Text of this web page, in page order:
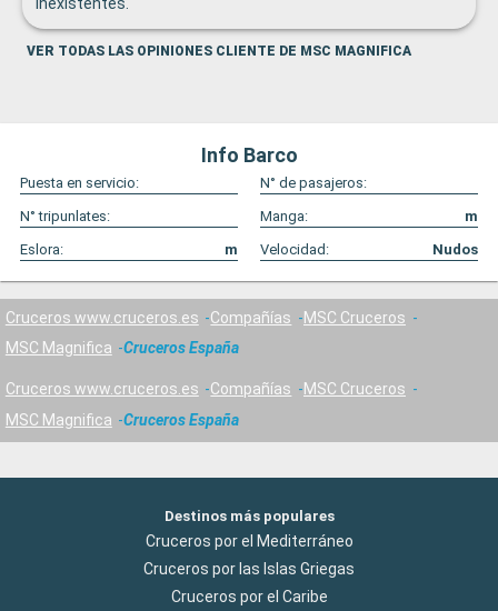
inexistentes.
VER TODAS LAS OPINIONES CLIENTE DE MSC MAGNIFICA
Info Barco
Puesta en servicio:
N° de pasajeros:
N° tripunlates:
Manga:
m
Eslora:
m Velocidad: Nudos
Cruceros www.cruceros.es Compañías
MSC Cruceros
MSC Magnifica
Cruceros España
Cruceros www.cruceros.es Compañías
MSC Cruceros
MSC Magnifica
Cruceros España
Destinos más populares
Cruceros por el Mediterráneo
Cruceros por las Islas Griegas
Cruceros por el Caribe